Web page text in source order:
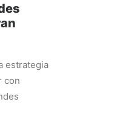
estrategia
con